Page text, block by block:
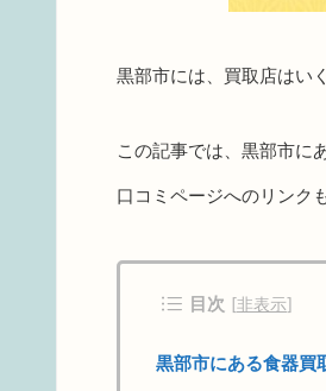
黒部市には、買取店はい
この記事では、黒部市に
口コミページへのリンク
目次 [非表示]
黒部市にある食器買